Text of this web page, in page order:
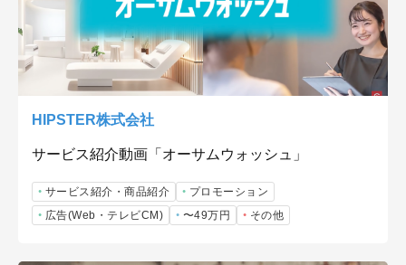
HIPSTER株式会社
サービス紹介動画「オーサムウォッシュ」
サービス紹介・商品紹介
プロモーション
広告(Web・テレビCM)
〜49万円 その他